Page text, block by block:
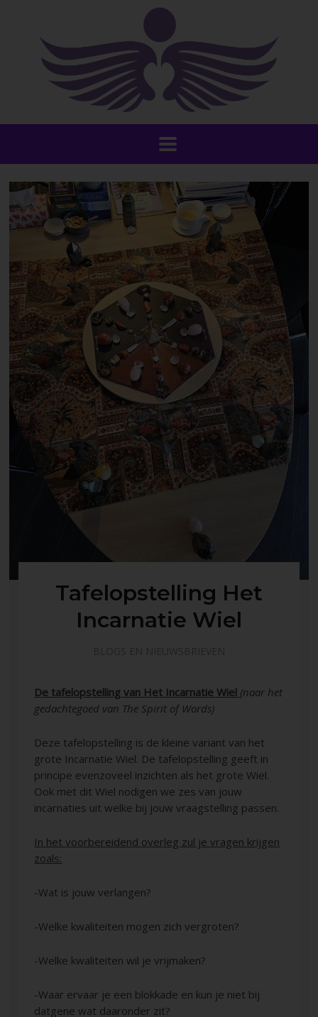
Tafelopstelling Het
Incarnatie Wiel
De tafelopstelling van Het Incarnatie Wiel (naar het
gedachtegoed van The Spirit of Words)
Deze tafelopstelling is de kleine variant van het
grote Incarnatie Wiel. De tafelopstelling geeft in
principe evenzoveel inzichten als het grote Wiel.
Ook met dit Wiel nodigen we zes van jouw
incarnaties uit welke bij jouw vraagstelling passen.
In het voorbereidend overleg zul je vragen krijgen
zoals:
-Wat is jouw verlangen?
-Welke kwaliteiten mogen zich vergroten?
-Welke kwaliteiten wil je vrijmaken?
-Waar ervaar je een blokkade en kun je niet bij
datgene wat daaronder zit?